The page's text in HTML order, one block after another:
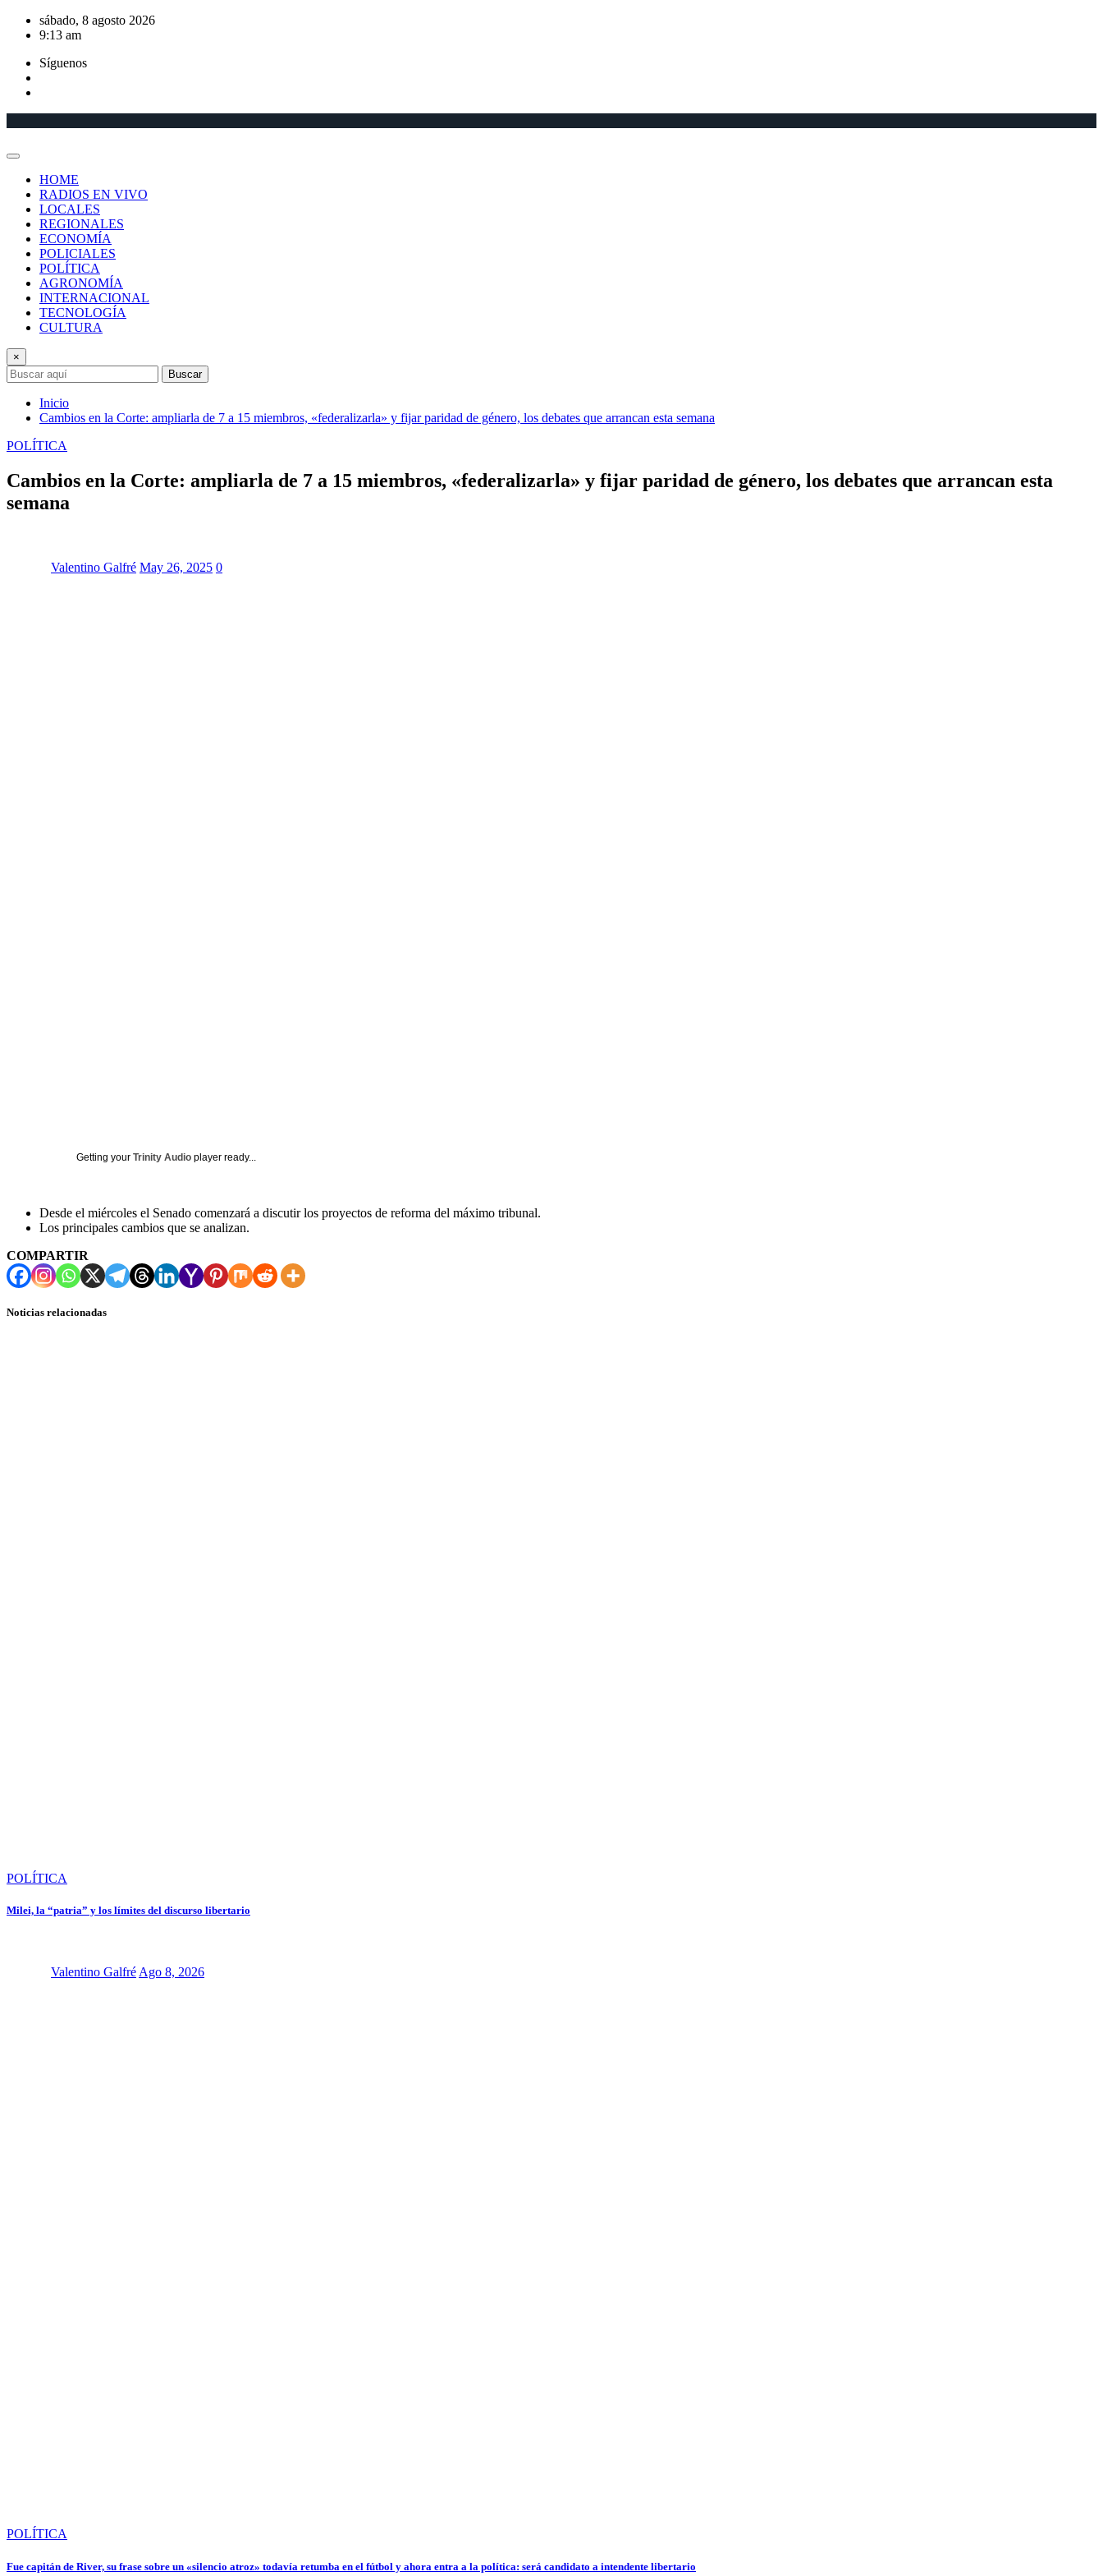
Saltar
sábado, 8 agosto 2026
9:13 am
Síguenos
HOME
RADIOS EN VIVO
LOCALES
REGIONALES
ECONOMÍA
POLICIALES
POLÍTICA
AGRONOMÍA
INTERNACIONAL
TECNOLOGÍA
CULTURA
×
Buscar
Inicio
Cambios en la Corte: ampliarla de 7 a 15 miembros, «federalizarla» y fijar paridad de género, los debates que arrancan esta semana
POLÍTICA
Cambios en la Corte: ampliarla de 7 a 15 miembros, «federalizarla» y fijar paridad de género, los debates que arrancan esta
semana
Valentino Galfré May 26, 2025 0
Getting your Trinity Audio player ready...
Desde el miércoles el Senado comenzará a discutir los proyectos de reforma del máximo tribunal.
Los principales cambios que se analizan.
COMPARTIR
Noticias relacionadas
POLÍTICA
Milei, la “patria” y los límites del discurso libertario
Valentino GalfréAgo 8, 2026
POLÍTICA
Fue capitán de River, su frase sobre un «silencio atroz» todavía retumba en el fútbol y ahora entra a la política: será candidato a intendente libertario